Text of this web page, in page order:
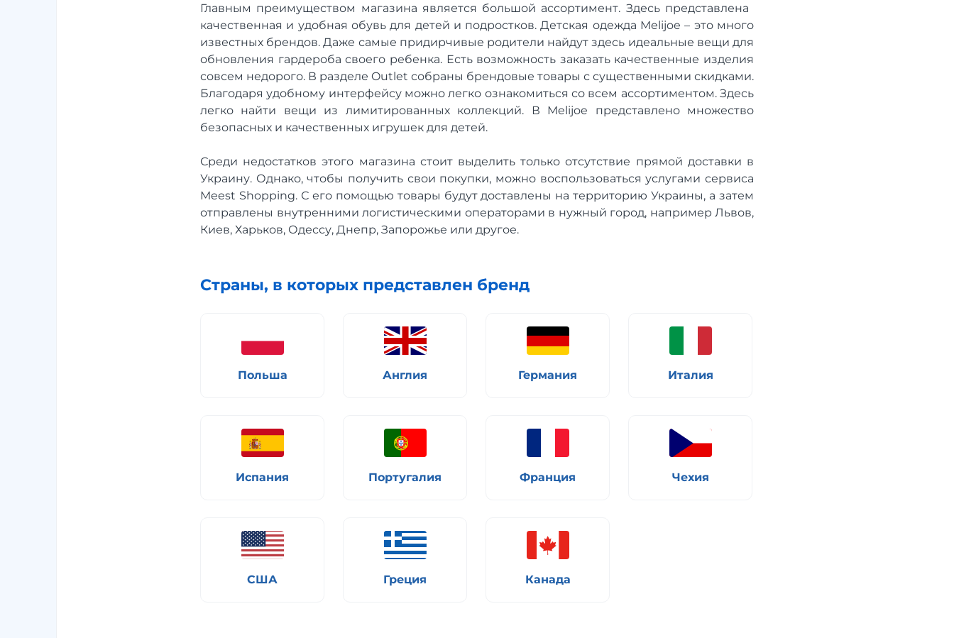
Главным преимуществом магазина является большой ассортимент. Здесь представлена ​​
качественная и удобная обувь для детей и подростков. Детская одежда Melijoe – это много
известных брендов. Даже самые придирчивые родители найдут здесь идеальные вещи для
обновления гардероба своего ребенка. Есть возможность заказать качественные изделия
совсем недорого. В разделе Outlet собраны брендовые товары с существенными скидками.
Благодаря удобному интерфейсу можно легко ознакомиться со всем ассортиментом. Здесь
легко найти вещи из лимитированных коллекций. В Melijoe представлено множество
безопасных и качественных игрушек для детей.
Среди недостатков этого магазина стоит выделить только отсутствие прямой доставки в
Украину. Однако, чтобы получить свои покупки, можно воспользоваться услугами сервиса
Meest Shopping. С его помощью товары будут доставлены на территорию Украины, а затем
отправлены внутренними логистическими операторами в нужный город, например Львов,
Киев, Харьков, Одессу, Днепр, Запорожье или другое.
Страны, в которых представлен бренд
Польша Англия Германия Италия
Испания Португалия Франция Чехия
США Греция Канада